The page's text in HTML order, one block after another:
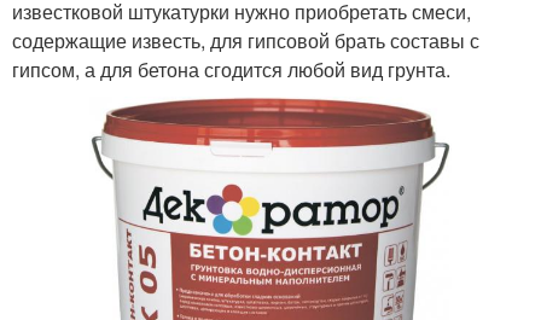
известковой штукатурки нужно приобретать смеси,
содержащие известь, для гипсовой брать составы с
гипсом, а для бетона сгодится любой вид грунта.